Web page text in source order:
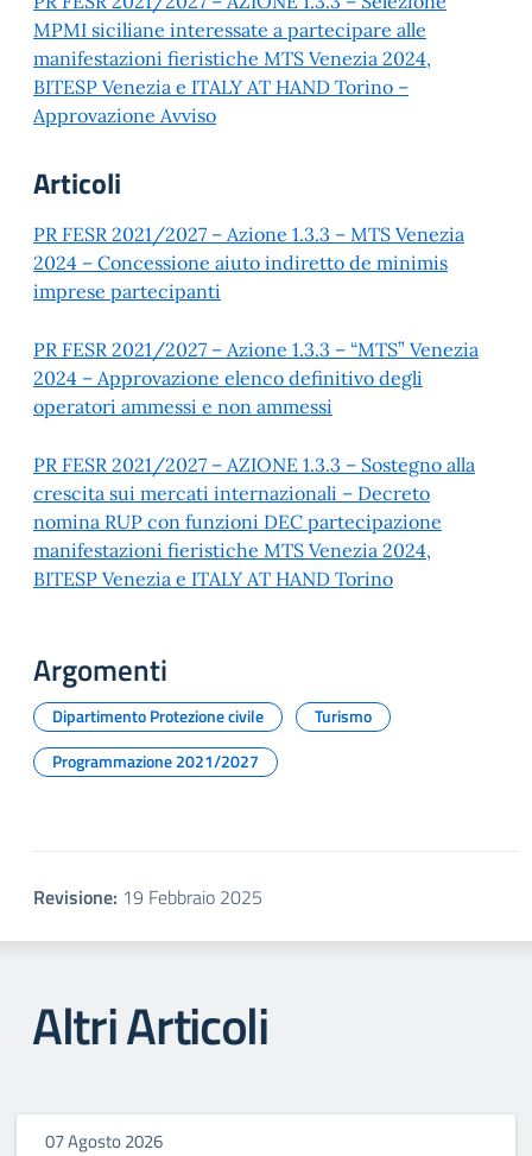
MPMI siciliane interessate a partecipare alle
manifestazioni fieristiche MTS Venezia 2024,
BITESP Venezia e ITALY AT HAND Torino –
Approvazione Avviso
Articoli
PR FESR 2021/2027 – Azione 1.3.3 – MTS Venezia
2024 – Concessione aiuto indiretto de minimis
imprese partecipanti
PR FESR 2021/2027 – Azione 1.3.3 – “MTS” Venezia
2024 – Approvazione elenco definitivo degli
operatori ammessi e non ammessi
PR FESR 2021/2027 – AZIONE 1.3.3 – Sostegno alla
crescita sui mercati internazionali – Decreto
nomina RUP con funzioni DEC partecipazione
manifestazioni fieristiche MTS Venezia 2024,
BITESP Venezia e ITALY AT HAND Torino
Argomenti
Dipartimento Protezione civile
Turismo
Programmazione 2021/2027
Revisione: 19 Febbraio 2025
Altri Articoli
07 Agosto 2026